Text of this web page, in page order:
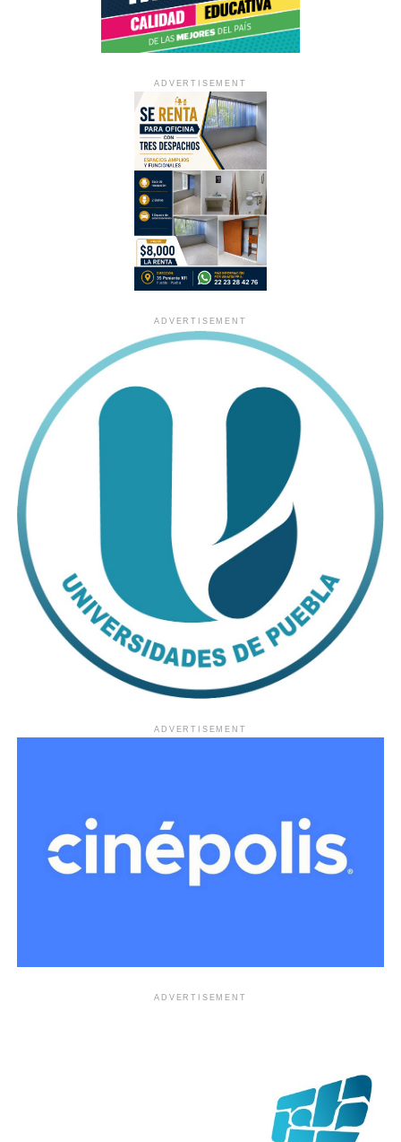
ADVERTISEMENT
ADVERTISEMENT
ADVERTISEMENT
ADVERTISEMENT